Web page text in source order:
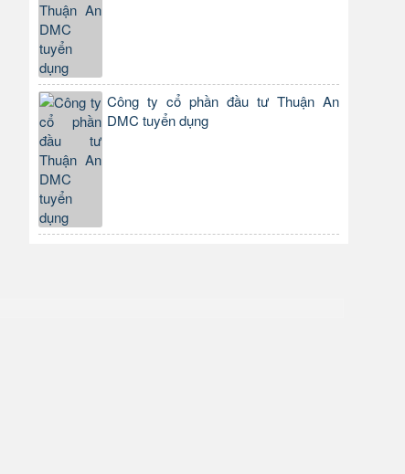
Công ty cổ phần đầu tư Thuận An
DMC tuyển dụng